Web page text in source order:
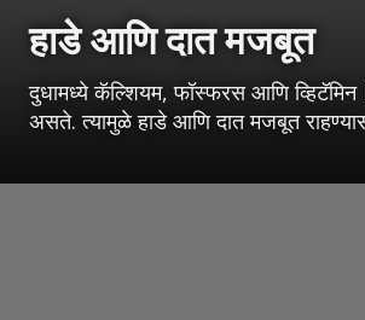
हाडे आणि दात मजबूत
दुधामध्ये कॅल्शियम, फॉस्फरस आणि व्हिटॅमिन
असते. त्यामुळे हाडे आणि दात मजबूत